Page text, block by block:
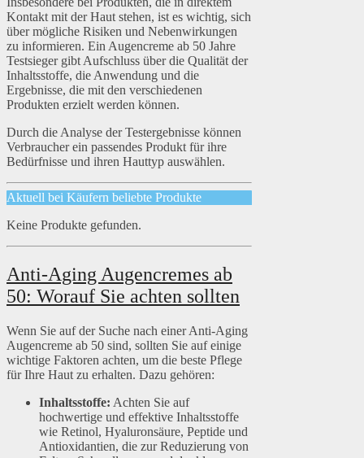
Kontakt mit der Haut stehen, ist es wichtig, sich
über mögliche Risiken und Nebenwirkungen
zu informieren. Ein Augencreme ab 50 Jahre
Testsieger gibt Aufschluss über die Qualität der
Inhaltsstoffe, die Anwendung und die
Ergebnisse, die mit den verschiedenen
Produkten erzielt werden können.
Durch die Analyse der Testergebnisse können
Verbraucher ein passendes Produkt für ihre
Bedürfnisse und ihren Hauttyp auswählen.
Aktuell bei Käufern beliebte Produkte
Keine Produkte gefunden.
Anti-Aging Augencremes ab
50: Worauf Sie achten sollten
Wenn Sie auf der Suche nach einer Anti-Aging
Augencreme ab 50 sind, sollten Sie auf einige
wichtige Faktoren achten, um die beste Pflege
für Ihre Haut zu erhalten. Dazu gehören:
Inhaltsstoffe: Achten Sie auf
hochwertige und effektive Inhaltsstoffe
wie Retinol, Hyaluronsäure, Peptide und
Antioxidantien, die zur Reduzierung von